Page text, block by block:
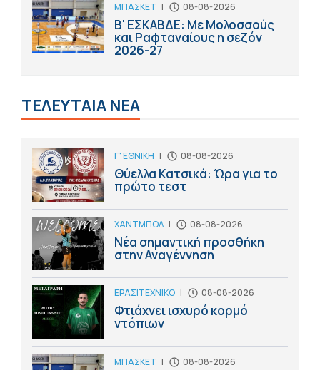
ΜΠΑΣΚΕΤ | 08-08-2026
Β' ΕΣΚΑΒΔΕ: Με Μολοσσούς
και Ραφταναίους η σεζόν
2026-27
ΤΕΛΕΥΤΑΙΑ ΝΕΑ
Γ' ΕΘΝΙΚΗ | 08-08-2026
Θύελλα Κατσικά: Ώρα για το
πρώτο τεστ
ΧΑΝΤΜΠΟΛ | 08-08-2026
Νέα σημαντική προσθήκη
στην Αναγέννηση
ΕΡΑΣΙΤΕΧΝΙΚΟ | 08-08-2026
Φτιάχνει ισχυρό κορμό
ντόπιων
ΜΠΑΣΚΕΤ | 08-08-2026